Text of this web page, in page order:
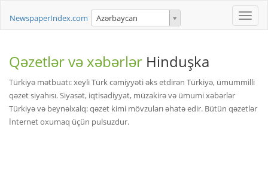
Toggle
NewspaperIndex.com Azərbaycan
Qəzetlər və xəbərlər Hinduşka
Türkiyə mətbuatı: xeyli Türk cəmiyyəti əks etdirən Türkiyə, ümummilli
qəzet siyahısı. Siyasət, iqtisadiyyat, müzakirə və ümumi xəbərlər
Türkiyə və beynəlxalq: qəzet kimi mövzuları əhatə edir. Bütün qəzetlər
İnternet oxumaq üçün pulsuzdur.